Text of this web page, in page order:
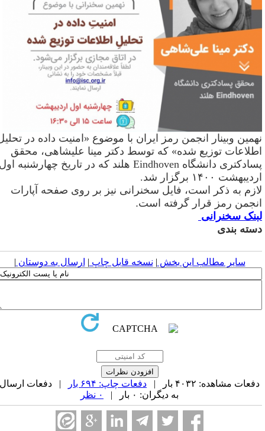
وبینار انجمن رمز ایران با موضوع «امنیت داده در تحلیل
توزیع شده» که توسط دکتر مینا علیشاهی، محقق
دانشگاهEindhoven
هلند که در تاریخ چهارشنبه اول
۱۴۰۰ برگزار شد
.
به ذکر است، فایل سخنرانی نیز بر روی صفحه آپارات
رمز قرار گرفته است.
سخنرانی
بندی
سایر مطالب این بخش | نسخه قابل چاپ| ارسال به دوستان|
دفعات مشاهده: ۴۰۳۲ بار | دفعات چاپ: ۶۹۴ بار
| دفعات ارسال
به دیگران: ۰ بار |